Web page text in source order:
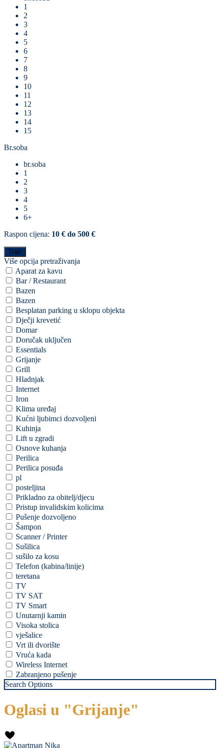
1
2
3
4
5
6
7
8
9
10
11
12
13
14
15
Br.soba
br.soba
1
2
3
4
5
6+
Raspon cijena: 10 € do 500 €
Više opcija pretraživanja
Aparat za kavu
Bar / Restaurant
Bazen
Bazen
Besplatan parking u sklopu objekta
Dječji krevetić
Domar
Doručak uključen
Essentials
Grijanje
Grill
Hladnjak
Internet
Iron
Klima uređaj
Kućni ljubimci dozvoljeni
Kuhinja
Lift u zgradi
Osnove kuhanja
Perilica
Perilica posuđa
pl
posteljina
Prikladno za obitelj/djecu
Pristup invalidskim kolicima
Pušenje dozvoljeno
Šampon
Scanner / Printer
Sušilica
sušilo za kosu
Telefon (kabina/linije)
teretana
TV
TV SAT
TV Smart
Unutarnji kamin
Visoka stolica
vješalice
Vrt ili dvorište
Vruća kada
Wireless Internet
Zabranjeno pušenje
Search Options
Oglasi u "Grijanje"